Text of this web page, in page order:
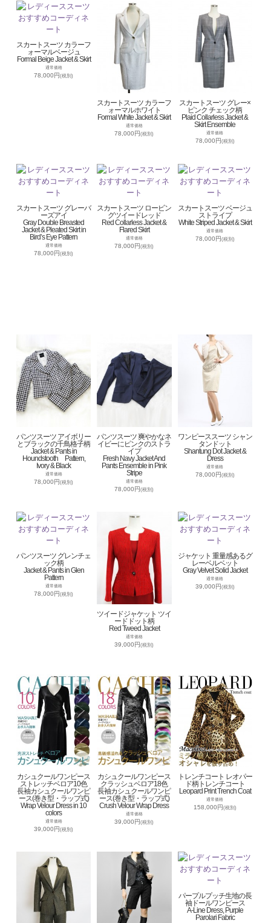
スカートスーツ カラーフ
ォーマルベージュ
Formal Beige Jacket & Skirt
通常価格
78,000円(税別)
スカートスーツ カラーフ
ォーマルホワイト
Formal White Jacket & Skirt
通常価格
78,000円(税別)
スカートスーツ グレー×
ピンク チェック柄
Plaid Collarless Jacket &
Skirt Ensemble
通常価格
78,000円(税別)
スカートスーツ グレーバ
ーズアイ
Gray Double Breasted
Jacket & Pleated Skirt in
Bird’s Eye Pattern
通常価格
78,000円(税別)
スカートスーツ ロービン
グツイードレッド
Red Collarless Jacket &
Flared Skirt
通常価格
78,000円(税別)
スカートスーツ ベージュ
ストライプ
White Striped Jacket & Skirt
通常価格
78,000円(税別)
パンツスーツ アイボリー
とブラックの千鳥格子柄
Jacket & Pants in
Houndstooth Pattern,
Ivory & Black
通常価格
78,000円(税別)
パンツスーツ 爽やかなネ
イビーにピンクのストラ
イプ
Fresh Navy Jacket And
Pants Ensemble in Pink
Stripe
通常価格
78,000円(税別)
ワンピーススーツ シャン
タンドット
Shantung Dot Jacket &
Dress
通常価格
78,000円(税別)
パンツスーツ グレンチェ
ック柄
Jacket & Pants in Glen
Pattern
通常価格
78,000円(税別)
ツイードジャケット ツイ
ードドット柄
Red Tweed Jacket
通常価格
39,000円(税別)
ジャケット 重量感あるグ
レーベルベット
Gray Velvet Solid Jacket
通常価格
39,000円(税別)
カシュクールワンピース
ストレッチベロア10色
長袖カシュクールワンピ
ース(巻き型・ラップ式)
Wrap Velour Dress in 10
colors
通常価格
39,000円(税別)
カシュクールワンピース
クラッシュベロア18色
長袖カシュクールワンピ
ース(巻き型・ラップ式)
Crush Velour Wrap Dress
通常価格
39,000円(税別)
トレンチコート レオパー
ド柄トレンチコート
Leopard Print Trench Coat
通常価格
158,000円 (税別)
パープルプッチ生地の長
袖ドールワンピース
A-Line Dress, Purple
Parolari Fabric